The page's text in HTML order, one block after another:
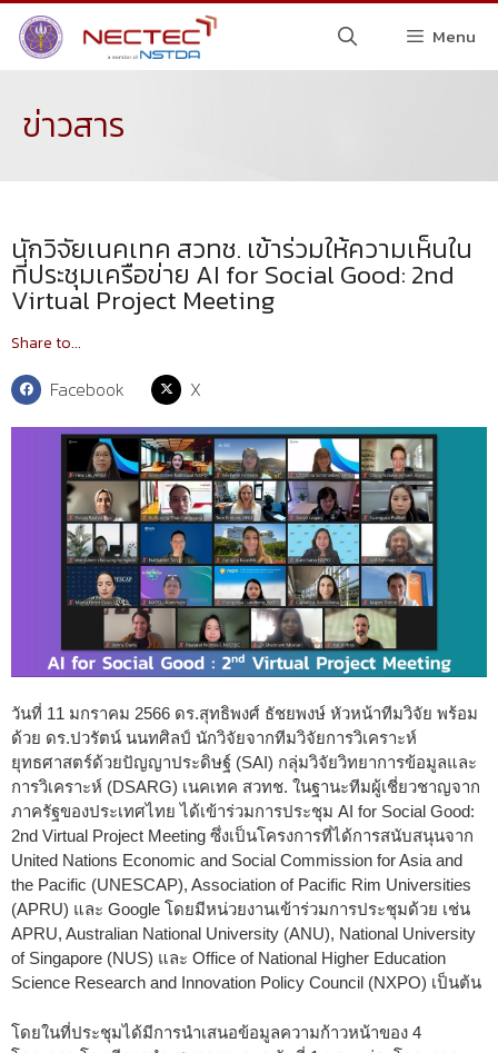
Menu
ข่าวสาร
นักวิจัยเนคเทค สวทช. เข้าร่วมให้ความเห็นใน
ที่ประชุมเครือข่าย AI for Social Good: 2nd
Virtual Project Meeting
Share to...
Facebook X
วันที่ 11 มกราคม 2566 ดร.สุทธิพงศ์ ธัชยพงษ์ หัวหน้าทีมวิจัย พร้อม
ด้วย ดร.ปวรัตน์ นนทศิลป์ นักวิจัยจากทีมวิจัยการวิเคราะห์
ยุทธศาสตร์ด้วยปัญญาประดิษฐ์ (SAI) กลุ่มวิจัยวิทยาการข้อมูลและ
การวิเคราะห์ (DSARG) เนคเทค สวทช. ในฐานะทีมผู้เชี่ยวชาญจาก
ภาครัฐของประเทศไทย ได้เข้าร่วมการประชุม AI for Social Good:
2nd Virtual Project Meeting ซึ่งเป็นโครงการที่ได้การสนับสนุนจาก
United Nations Economic and Social Commission for Asia and
the Pacific (UNESCAP), Association of Pacific Rim Universities
(APRU) และ Google โดยมีหน่วยงานเข้าร่วมการประชุมด้วย เช่น
APRU, Australian National University (ANU), National University
of Singapore (NUS) และ Office of National Higher Education
Science Research and Innovation Policy Council (NXPO) เป็นต้น
โดยในที่ประชุมได้มีการนำเสนอข้อมูลความก้าวหน้าของ 4